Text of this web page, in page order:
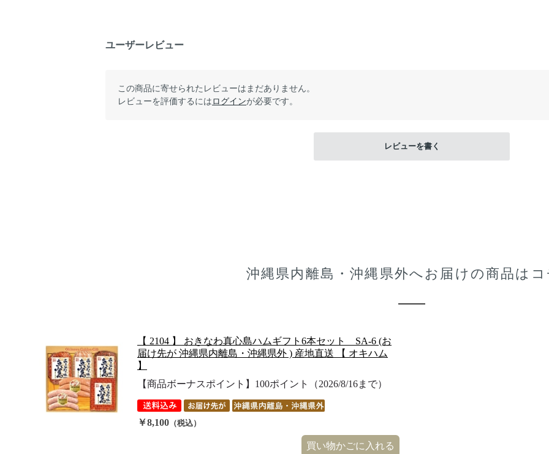
ユーザーレビュー
この商品に寄せられたレビューはまだありません。
レビューを評価するには ログインが必要です。
レビューを書く
沖縄県内離島・沖縄県外へお届けの商品は
【 2104 】 おきなわ真心島ハムギフト6本セット SA-6 (お
届け先が 沖縄県内離島・沖縄県外 ) 産地直送 【 オキハム
】
【商品ボーナスポイント】100ポイント（2026/8/16まで）
￥8,100 （税込）
買い物かごに入れる